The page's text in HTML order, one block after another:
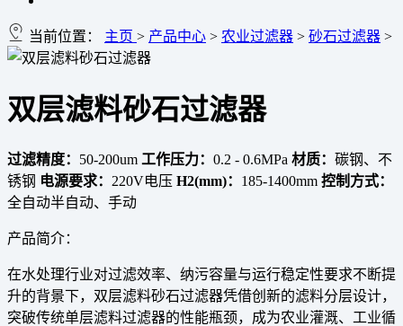
当前位置： 主页 > 产品中心 > 农业过滤器 > 砂石过滤器 >
双层滤料砂石过滤器
过滤精度： 50-200um 工作压力： 0.2 - 0.6MPa 材质： 碳钢、不
锈钢 电源要求： 220V电压 H2(mm)： 185-1400mm 控制方式：
全自动半自动、手动
产品简介：
在水处理行业对过滤效率、纳污容量与运行稳定性要求不断提
升的背景下，双层滤料砂石过滤器凭借创新的滤料分层设计，
突破传统单层滤料过滤器的性能瓶颈，成为农业灌溉、工业循